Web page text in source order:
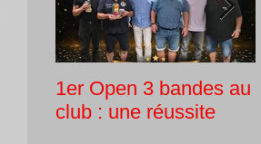
1er Open 3 bandes au
club : une réussite